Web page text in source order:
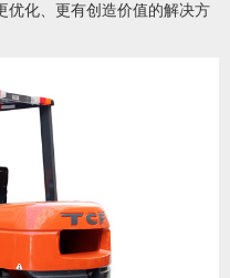
优化、更有创造价值的解决方